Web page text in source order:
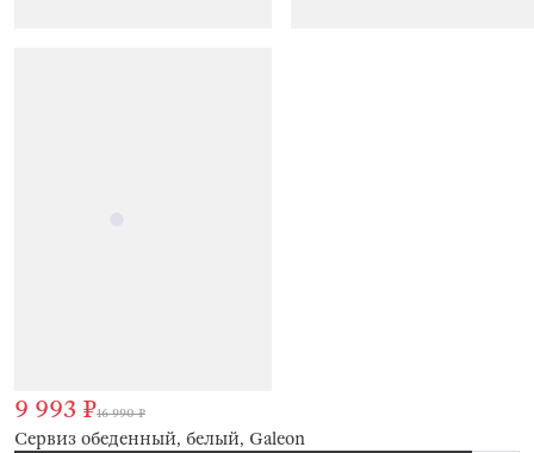
Сервиз обеденный, белый, Galeon
9 993 ₽16 990 ₽